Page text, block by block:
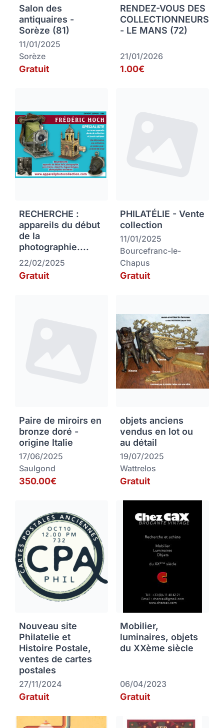
Salon des
antiquaires -
Sorèze (81)
11/01/2025
Sorèze
Gratuit
RENDEZ-VOUS DES
COLLECTIONNEURS
- LE MANS (72)
21/01/2026
1.00€
RECHERCHE :
appareils du début
de la
photographie....
22/02/2025
Gratuit
PHILATÉLIE - Vente
collection
11/01/2025
Bourcefranc-le-
Chapus
Gratuit
Paire de miroirs en
bronze doré -
origine Italie
17/06/2025
Saulgond
350.00€
objets anciens
vendus en lot ou
au détail
19/07/2025
Wattrelos
Gratuit
Nouveau site
Philatelie et
Histoire Postale,
ventes de cartes
postales
27/11/2024
Gratuit
Mobilier,
luminaires, objets
du XXème siècle
06/04/2023
Gratuit